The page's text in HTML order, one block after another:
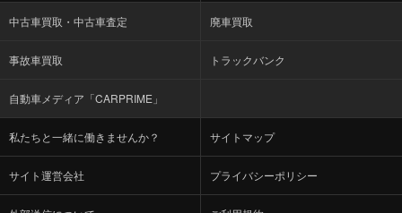
中古車買取・中古車査定 廃車買取
事故車買取 トラックバンク
自動車メディア「CARPRIME」
私たちと一緒に働きませんか？ サイトマップ
サイト運営会社 プライバシーポリシー